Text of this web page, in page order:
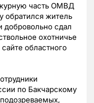
часть ОМВД
обратился житель
добровольно сдал
охотничье
сайте областного
по Бакчарскому